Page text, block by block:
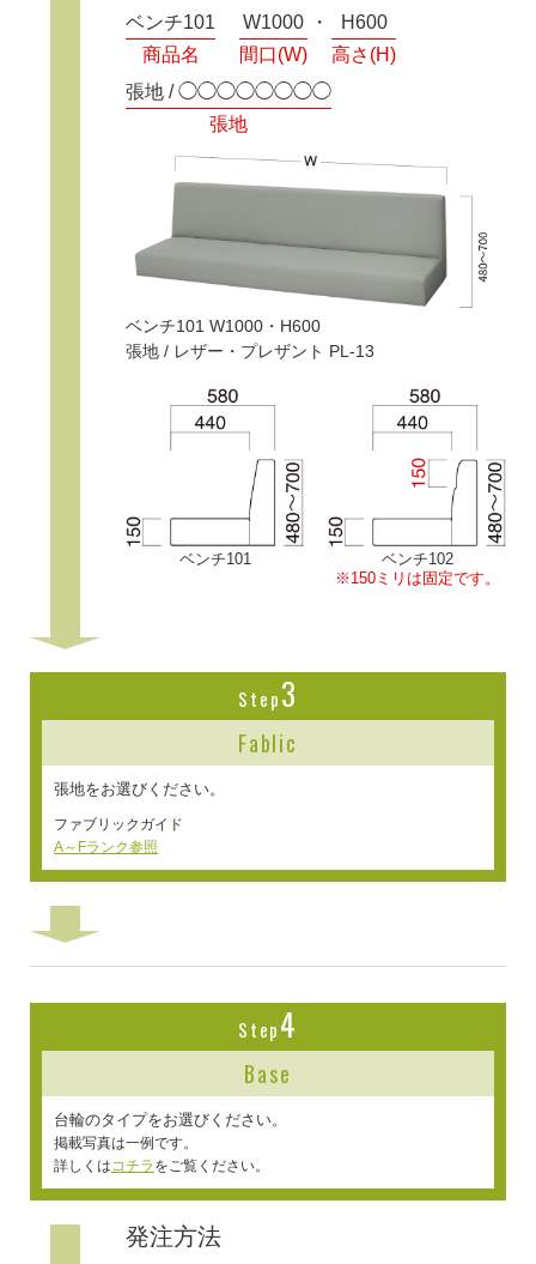
ベンチ101
商品名
W1000
間口(W)
H600
高さ(H)
張地 / ◯◯◯◯◯◯◯◯
張地
ベンチ101 W1000・H600
張地 / レザー・プレザント PL-13
ベンチ101
ベンチ102
※150ミリは固定です。
Step3
Fablic
張地をお選びください。
ファブリックガイド
A～Fランク参照
Step4
Base
台輪のタイプをお選びください。
掲載写真は一例です。
詳しくはコチラ をご覧ください。
発注方法